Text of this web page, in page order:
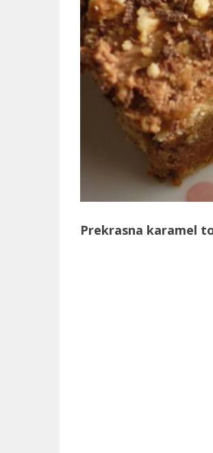
Prekrasna karamel